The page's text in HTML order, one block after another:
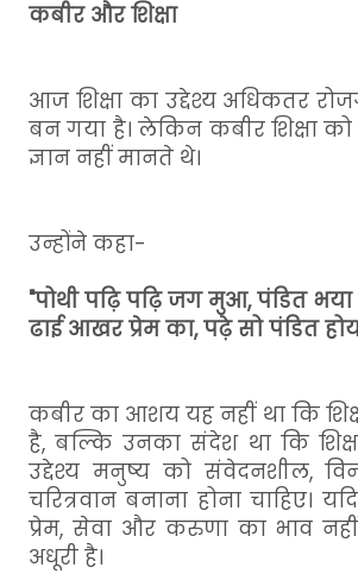
कबीर और शिक्षा
आज शिक्षा का उद्देश्य अधिकतर
बन गया है। लेकिन कबीर शिक्षा
ज्ञान नहीं मानते थे।
उन्होंने कहा-
"पोथी पढ़ि पढ़ि जग मुआ, पंडित
ढाई आखर प्रेम का, पढ़े सो पंडित
कबीर का आशय यह नहीं था कि
है, बल्कि उनका संदेश था कि
उद्देश्य मनुष्य को संवेदनशील,
चरित्रवान बनाना होना चाहिए।
प्रेम, सेवा और करुणा का भाव
अधूरी है।